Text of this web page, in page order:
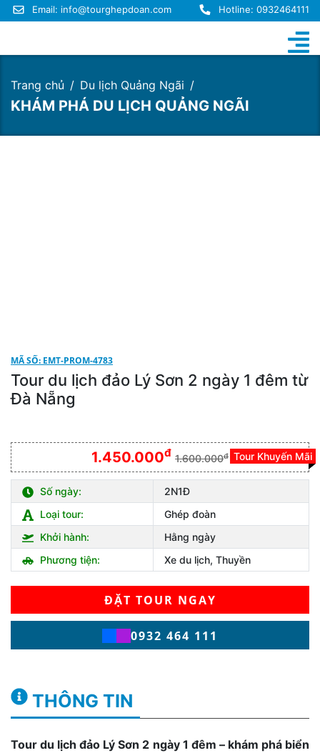
Email: info@tourghepdoan.com Hotline: 0932464111
Trang chủ Du lịch Quảng Ngãi
KHÁM PHÁ DU LỊCH QUẢNG NGÃI
MÃ SỐ: EMT-PROM-4783
Tour du lịch đảo Lý Sơn 2 ngày 1 đêm từ
Đà Nẵng
1.450.000đ 1.600.000đ Tour Khuyến Mãi
Số ngày:
2N1Đ
Loại tour:
Ghép đoàn
Khởi hành:
Hằng ngày
Phương tiện:
Xe du lịch, Thuyền
ĐẶT TOUR NGAY
0932 464 111
THÔNG TIN
Tour du lịch đảo Lý Sơn 2 ngày 1 đêm – khám phá biển